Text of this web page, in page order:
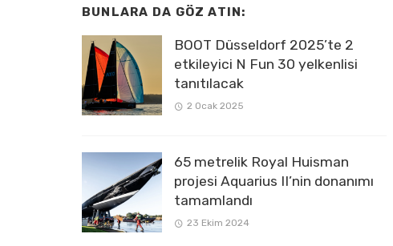
BUNLARA DA GÖZ ATIN:
BOOT Düsseldorf 2025’te 2
etkileyici N Fun 30 yelkenlisi
tanıtılacak
2 Ocak 2025
65 metrelik Royal Huisman
projesi Aquarius II’nin donanımı
tamamlandı
23 Ekim 2024